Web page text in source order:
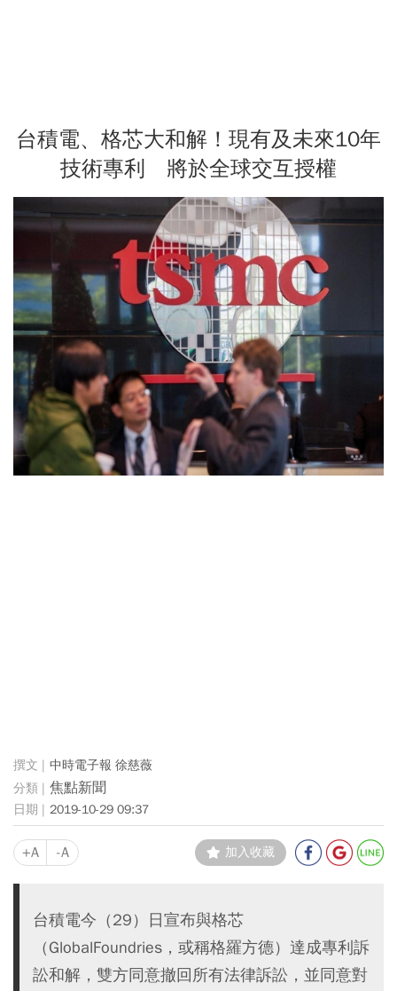
台積電、格芯大和解！現有及未來10年
技術專利 將於全球交互授權
中時電子報 徐慈薇
焦點新聞
2019-10-29 09:37
+A -A 加入收藏
台積電今（29）日宣布與格芯
（GlobalFoundries，或稱格羅方德）達成專利訴
訟和解，雙方同意撤回所有法律訴訟，並同意對